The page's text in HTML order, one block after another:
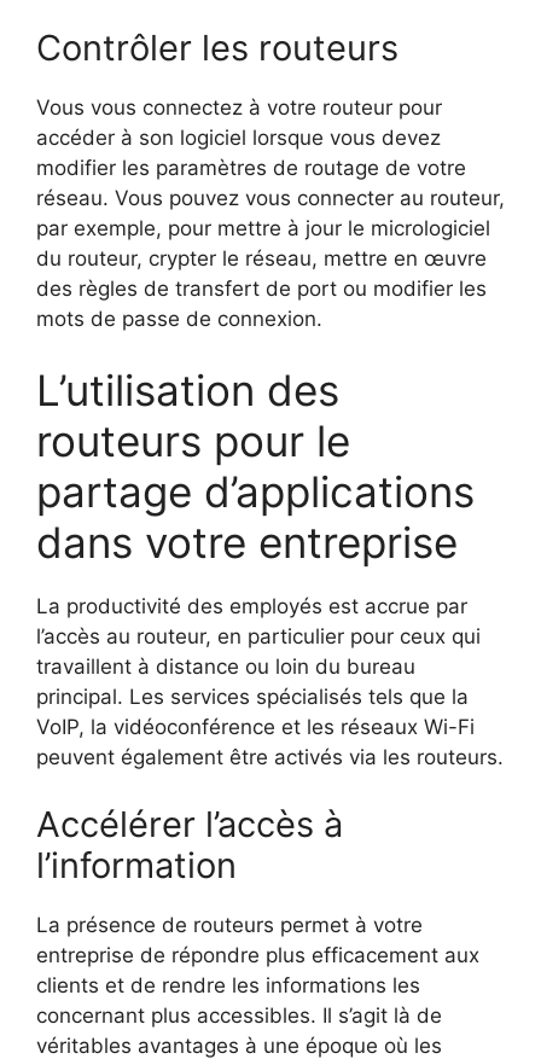
Contrôler les routeurs
Vous vous connectez à votre routeur pour
accéder à son logiciel lorsque vous devez
modifier les paramètres de routage de votre
réseau. Vous pouvez vous connecter au routeur,
par exemple, pour mettre à jour le micrologiciel
du routeur, crypter le réseau, mettre en œuvre
des règles de transfert de port ou modifier les
mots de passe de connexion.
L’utilisation des
routeurs pour le
partage d’applications
dans votre entreprise
La productivité des employés est accrue par
l’accès au routeur, en particulier pour ceux qui
travaillent à distance ou loin du bureau
principal. Les services spécialisés tels que la
VoIP, la vidéoconférence et les réseaux Wi-Fi
peuvent également être activés via les routeurs.
Accélérer l’accès à
l’information
La présence de routeurs permet à votre
entreprise de répondre plus efficacement aux
clients et de rendre les informations les
concernant plus accessibles. Il s’agit là de
véritables avantages à une époque où les